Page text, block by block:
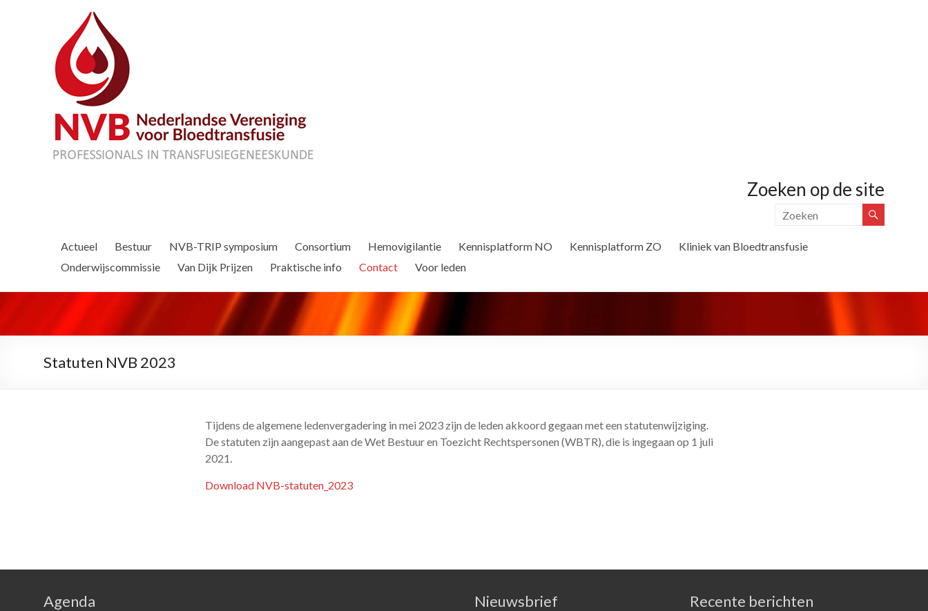
Zoeken op de site
Actueel Bestuur NVB-TRIP symposium Consortium Hemovigilantie Kennisplatform NO Kennisplatform ZO
Kliniek van Bloedtransfusie
Onderwijscommissie
Van Dijk Prijzen Praktische info Contact Voor leden
Statuten NVB 2023
Tijdens de algemene ledenvergadering in mei 2023 zijn de leden akkoord gegaan met een statutenwijziging.
De statuten zijn aangepast aan de Wet Bestuur en Toezicht Rechtspersonen (WBTR), die is ingegaan op 1 juli
2021.
Download NVB-statuten_2023
Agenda Nieuwsbrief Recente berichten